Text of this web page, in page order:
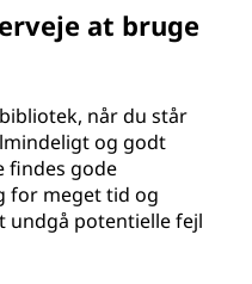
at bruge
når du står
og godt
findes gode
for meget tid og
potentielle fejl